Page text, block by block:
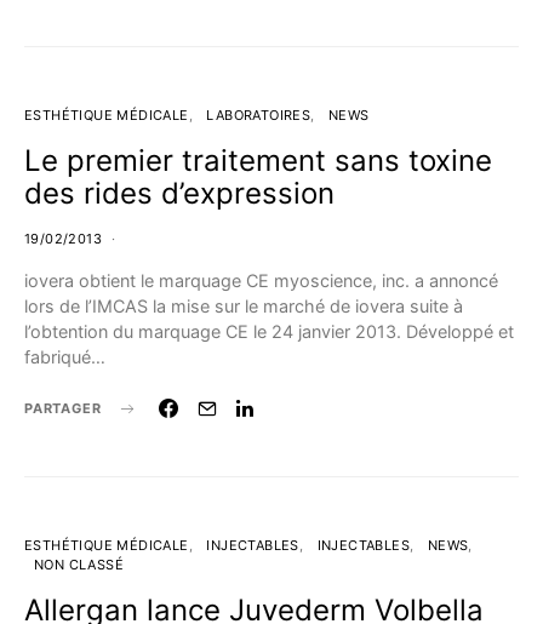
ESTHÉTIQUE MÉDICALE LABORATOIRES NEWS
Le premier traitement sans toxine
des rides d’expression
19/02/2013
iovera obtient le marquage CE myoscience, inc. a annoncé
lors de l’IMCAS la mise sur le marché de iovera suite à
l’obtention du marquage CE le 24 janvier 2013. Développé et
fabriqué…
PARTAGER
ESTHÉTIQUE MÉDICALE INJECTABLES INJECTABLES
NEWS
NON CLASSÉ
Allergan lance Juvederm Volbella